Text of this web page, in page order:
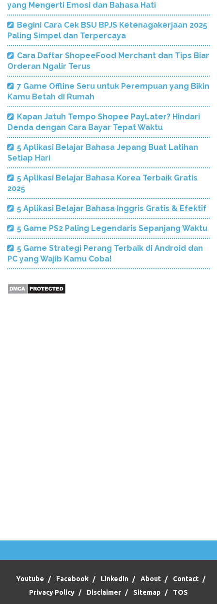
yang Mengerti Emosi dan Bahasa Hati
Begini Cara Cek BSU BPJS Ketenagakerjaan 2025
Paling Simpel dan Terpercaya
Cara Daftar ShopeeFood Merchant dan Tips Biar
Orderan Ngalir Terus
7 Game Offline Seru untuk Perempuan yang Bikin
Kamu Betah di Rumah
Kapan Jatuh Tempo Shopee PayLater? Hindari
Denda dengan Cara Bayar Tepat Waktu
5 Aplikasi Belajar Bahasa Jepang Buat Latihan
Setiap Hari
5 Aplikasi Belajar Bahasa Korea Terbaik Gratis
2025
5 Aplikasi Belajar Bahasa Inggris Gratis & Efektif
5 Game PS2 Paling Legendaris Sepanjang Waktu
5 Game Strategi Perang Terbaik di Android dan
PC yang Wajib Kamu Coba!
Youtube Facebook Linkedin About
Contact
Privacy Policy
Disclaimer Sitemap TOS